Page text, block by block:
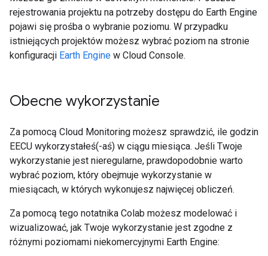
rejestrowania projektu na potrzeby dostępu do Earth Engine
pojawi się prośba o wybranie poziomu. W przypadku
istniejących projektów możesz wybrać poziom na stronie
konfiguracji Earth Engine w Cloud Console.
Obecne wykorzystanie
Za pomocą Cloud Monitoring możesz sprawdzić, ile godzin
EECU wykorzystałeś(-aś) w ciągu miesiąca. Jeśli Twoje
wykorzystanie jest nieregularne, prawdopodobnie warto
wybrać poziom, który obejmuje wykorzystanie w
miesiącach, w których wykonujesz najwięcej obliczeń.
Za pomocą tego notatnika Colab możesz modelować i
wizualizować, jak Twoje wykorzystanie jest zgodne z
różnymi poziomami niekomercyjnymi Earth Engine: